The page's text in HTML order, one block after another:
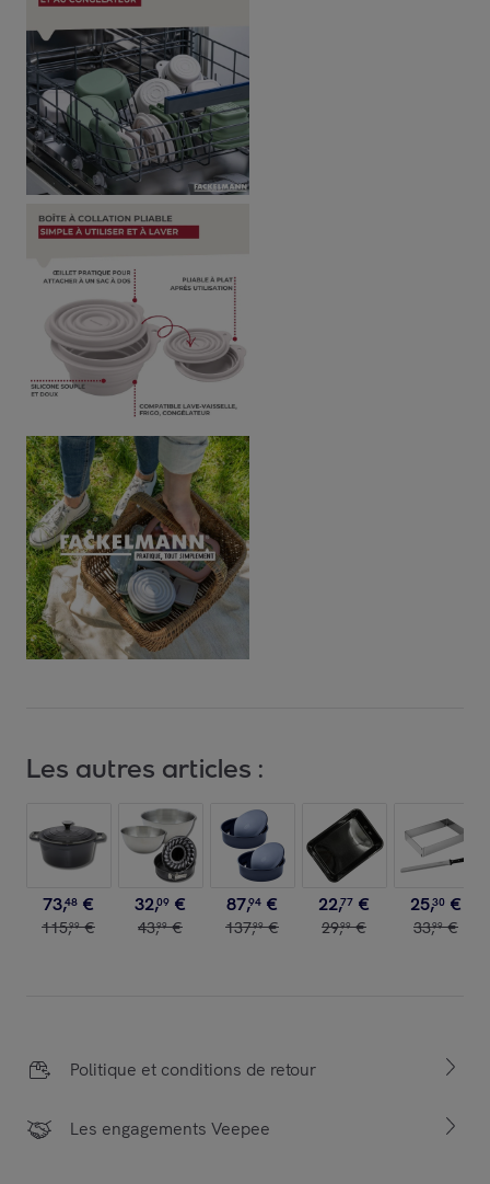
Les autres articles :
73,48 €
115,99 €
32,09 €
43,99 €
87,94 €
137,99 €
22,77 €
29,99 €
25,30 €
33,99 €
Politique et conditions de retour
Les engagements Veepee